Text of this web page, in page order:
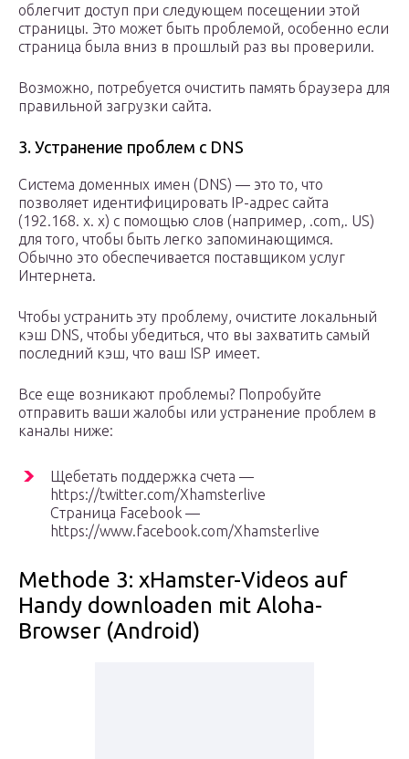
облегчит доступ при следующем посещении этой
страницы. Это может быть проблемой, особенно если
страница была вниз в прошлый раз вы проверили.
Возможно, потребуется очистить память браузера для
правильной загрузки сайта.
3. Устранение проблем с DNS
Система доменных имен (DNS) — это то, что
позволяет идентифицировать IP-адрес сайта
(192.168. x. x) с помощью слов (например, .com,. US)
для того, чтобы быть легко запоминающимся.
Обычно это обеспечивается поставщиком услуг
Интернета.
Чтобы устранить эту проблему, очистите локальный
кэш DNS, чтобы убедиться, что вы захватить самый
последний кэш, что ваш ISP имеет.
Все еще возникают проблемы? Попробуйте
отправить ваши жалобы или устранение проблем в
каналы ниже:
Щебетать поддержка счета —
https://twitter.com/Xhamsterlive
Страница Facebook —
https://www.facebook.com/Xhamsterlive
Methode 3: xHamster-Videos auf
Handy downloaden mit Aloha-
Browser (Android)